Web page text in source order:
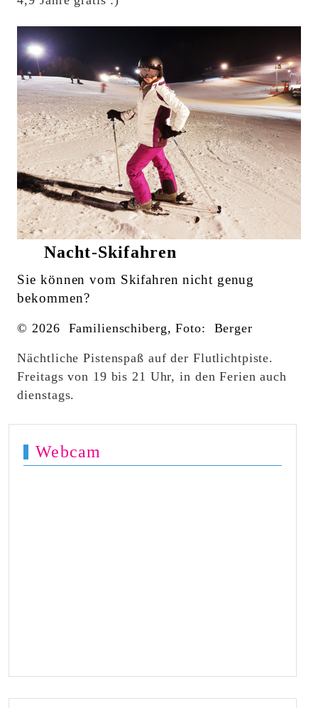
Nacht-Skifahren
Sie können vom Skifahren nicht genug
bekommen?
© 2026 Familienschiberg, Foto: Berger
Nächtliche Pistenspaß auf der Flutlichtpiste.
Freitags von 19 bis 21 Uhr, in den Ferien auch
dienstags.
Webcam